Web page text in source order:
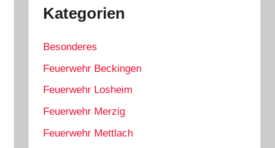
Kategorien
Besonderes
Feuerwehr Beckingen
Feuerwehr Losheim
Feuerwehr Merzig
Feuerwehr Mettlach